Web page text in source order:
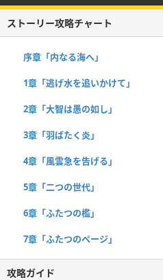
ストーリー攻略チャート
序章「内なる海へ」
1章「逃げ水を追いかけて」
2章「大智は愚の如し」
3章「羽ばたく炎」
4章「風雲急を告げる」
5章「二つの世代」
6章「ふたつの檻」
7章「ふたつのページ」
攻略ガイド